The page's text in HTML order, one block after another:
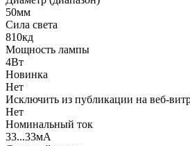
50мм
Сила света
810кд
Мощность лампы
4Вт
Новинка
Нет
Исключить из публикации на веб-
Нет
Номинальный ток
33...33мА